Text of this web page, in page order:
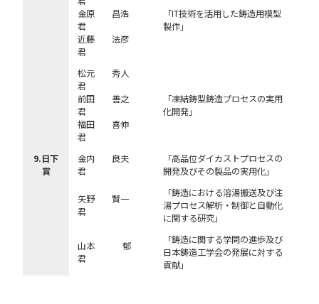
金原 昌浩
君
近藤 法彦
君
「IT技術を活用した鋳造用模型
製作」
松元 秀人
君
前田 善之
君
福田 喜伸
君
「凍結鋳型鋳造プロセスの実用
化開発」
9.日下
賞
金内 良夫
君
「高品位ダイカストプロセスの
開発及びその製品の実用化」
矢野 賢一
君
「鋳造における溶湯搬送及び注
湯プロセス解析・制御と自動化
に関する研究」
山本 郁
君
「鋳造に関する学問の進歩及び
日本鋳造工学会の発展に対する
貢献」